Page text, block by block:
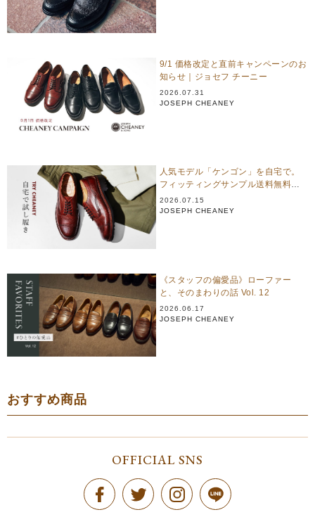
9/1 価格改定と直前キャンペーンのお
知らせ｜ジョセフ チーニー
2026.07.31
JOSEPH CHEANEY
人気モデル「ケンゴン」を自宅で。
フィッティングサンプル送料無料キ
ャンペーン
2026.07.15
JOSEPH CHEANEY
《スタッフの偏愛品》ローファー
と、そのまわりの話 Vol. 12
2026.06.17
JOSEPH CHEANEY
おすすめ商品
OFFICIAL SNS